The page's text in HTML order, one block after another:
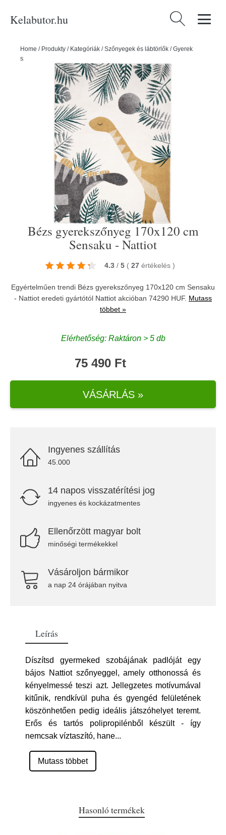
Kelabutor.hu Keresés:
Home / Produkty / Kategóriák /Szőnyegek és lábtörlők /Gyerek
szőnyegek
Bézs gyerekszőnyeg 170x120 cm
Sensaku - Nattiot
4.3 / 5 ( 27 értékelés )
Egyértelműen trendi Bézs gyerekszőnyeg 170x120 cm Sensaku
- Nattiot eredeti gyártótól Nattiot akcióban 74290 HUF. Mutass
többet »
Elérhetőség: Raktáron > 5 db
75 490 Ft
VÁSÁRLÁS »
Ingyenes szállítás
45.000
14 napos visszatérítési jog
ingyenes és kockázatmentes
Ellenőrzött magyar bolt
minőségi termékekkel
Vásároljon bármikor
a nap 24 órájában nyitva
Leírás
Díszítsd gyermeked szobájának padlóját egy
bájos Nattiot szőnyeggel, amely otthonossá és
kényelmessé teszi azt. Jellegzetes motívumával
kitűnik, rendkívül puha és gyengéd felületének
köszönhetően pedig ideális játszóhelyet teremt.
Erős és tartós polipropilénből készült - így
nemcsak víztaszító, hane...
Mutass többet
Hasonló termékek